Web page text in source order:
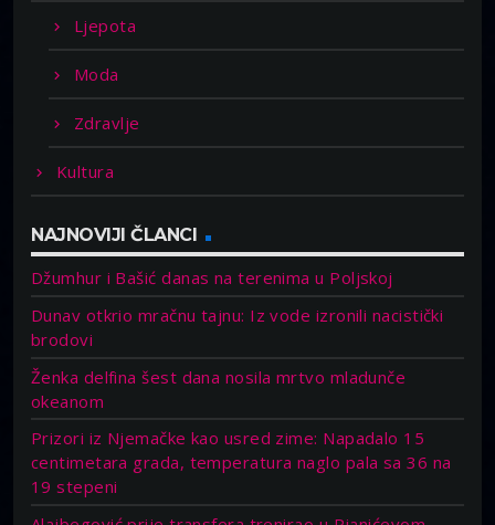
Ljepota
Moda
Zdravlje
Kultura
NAJNOVIJI ČLANCI
Džumhur i Bašić danas na terenima u Poljskoj
Dunav otkrio mračnu tajnu: Iz vode izronili nacistički
brodovi
Ženka delfina šest dana nosila mrtvo mladunče
okeanom
Prizori iz Njemačke kao usred zime: Napadalo 15
centimetara grada, temperatura naglo pala sa 36 na
19 stepeni